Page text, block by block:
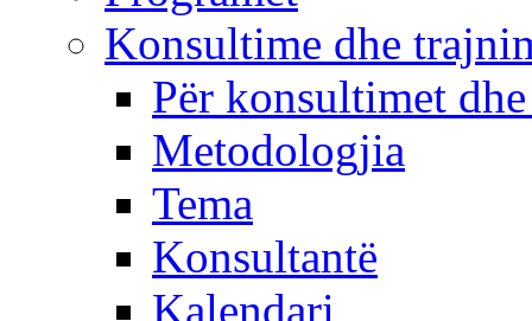
Konsultime dhe
Për konsultimet
Metodologjia
Tema
Konsultantë
Kalendari